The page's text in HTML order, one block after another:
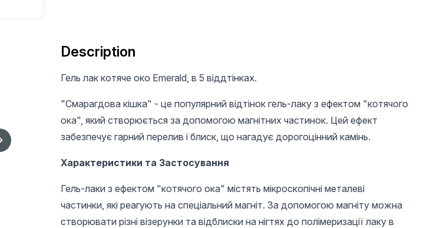
Fashion in tube, 1 PC.
Voskoplav cassette
pink
Reusable top molds
with markings,
arched almond, 120
pcs
Universal base,
EXRTA STRONG BASE
12 ml
Description
Гель лак котяче око Emerald, в 5 віддтінках.
"Смарагдова кішка" - це популярний відтінок гель-лаку з ефектом "котячого
ока", який створюється за допомогою магнітних частинок. Цей ефект
забезпечує гарний перелив і блиск, що нагадує дорогоцінний камінь.
Характеристики та Застосування
Гель-лаки з ефектом "котячого ока" містять мікроскопічні металеві
частинки, які реагують на спеціальний магніт. За допомогою магніту можна
створювати різні візерунки та відблиски на нігтях до полімеризації лаку в